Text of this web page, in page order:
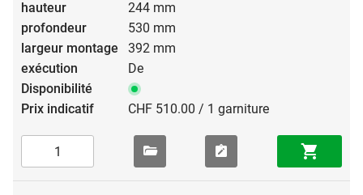
244 mm
530 mm
392 mm
De
CHF 510.00 / 1 garniture